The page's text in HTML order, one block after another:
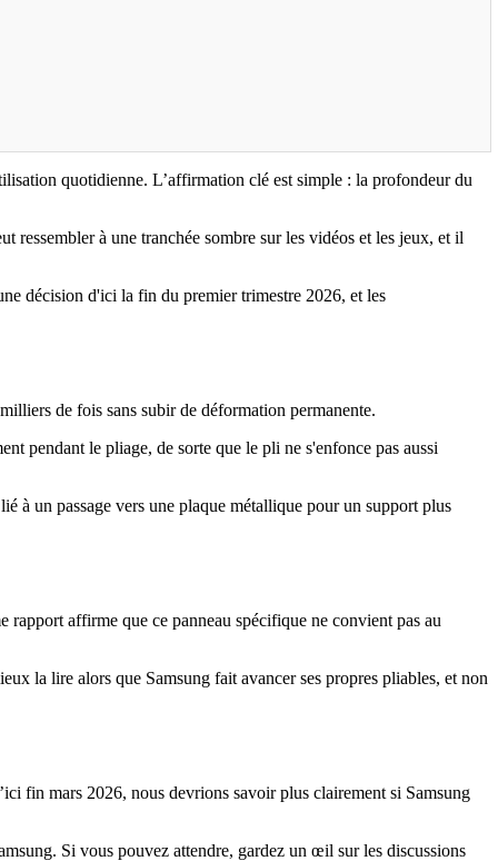
quotidienne. L’affirmation clé est simple : la profondeur du
ressembler à une tranchée sombre sur les vidéos et les jeux, et il
décision d'ici la fin du premier trimestre 2026, et les
de fois sans subir de déformation permanente.
pendant le pliage, de sorte que le pli ne s'enfonce pas aussi
à un passage vers une plaque métallique pour un support plus
affirme que ce panneau spécifique ne convient pas au
la lire alors que Samsung fait avancer ses propres pliables, et non
fin mars 2026, nous devrions savoir plus clairement si Samsung
Si vous pouvez attendre, gardez un œil sur les discussions